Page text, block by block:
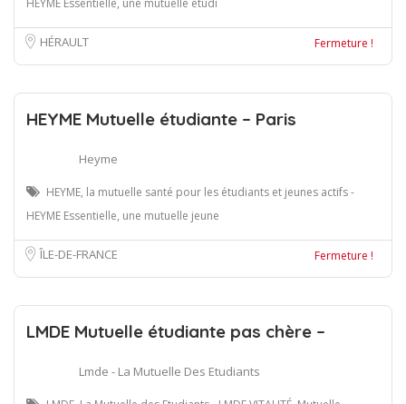
HÉRAULT Fermeture !
HEYME Mutuelle étudiante – Paris
Heyme
HEYME, la mutuelle santé pour les étudiants et jeunes actifs -
HEYME Essentielle, une mutuelle jeune
ÎLE-DE-FRANCE Fermeture !
LMDE Mutuelle étudiante pas chère –
Lmde - La Mutuelle Des Etudiants